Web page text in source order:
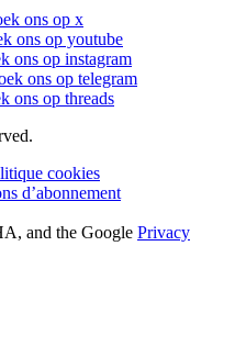
ons op x
ons op youtube
ons op instagram
ons op telegram
ons op threads
cookies
d’abonnement
and the Google Privacy